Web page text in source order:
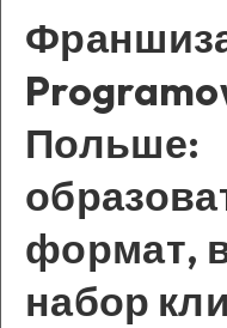
Польше:
формат,
набор